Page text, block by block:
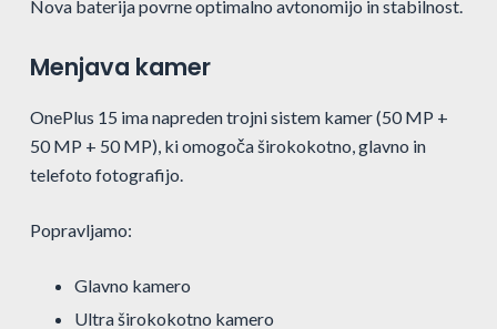
Nova baterija povrne optimalno avtonomijo in stabilnost.
Menjava kamer
OnePlus 15 ima napreden trojni sistem kamer (50 MP +
50 MP + 50 MP), ki omogoča širokokotno, glavno in
telefoto fotografijo.
Popravljamo:
Glavno kamero
Ultra širokokotno kamero